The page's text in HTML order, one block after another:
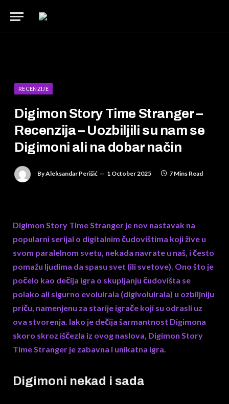
RECENZIJE
Digimon Story Time Stranger –
Recenzija – Uozbiljili su nam se
Digimoni ali na dobar način
ByAleksandar Perišić 1 October 2025 7 Mins Read
Digimon Story Time Stranger je nov nastavak na
popularni serijal o digitalnim čudovištima koji žive u
svom paralelnom svetu, nekada navrate u naš, i često
pomažu ljudima da spasu svet (ili svetove). Ono što je
počelo kao dečija igra o skupljanju čudovišta se
polako ali sigurno evoluirala (digivoluirala) u ozbiljniju
priču, namenjenu za starije igrače koji su odrasli uz
ova stvorenja. Iako je dečija šarmantnost Digimona
skoro skroz iščezla iz ovog naslova, Digimon Story
Time Stranger je zabavna i unikatna igra.
Digimoni nekad i sada